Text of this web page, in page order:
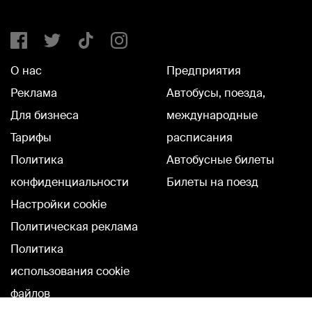
О нас
Реклама
Для бизнеса
Тарифы
Политика
конфиденциальности
Настройки cookie
Политическая реклама
Политика
использования cookie
файлов
Предприятия
Автобусы, поезда,
международные
расписания
Автобусные билеты
Билеты на поезд